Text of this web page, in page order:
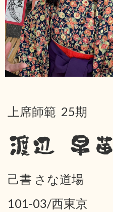
上席師範 25期
渡辺 早苗
己書 さな道場
101-03/西東京